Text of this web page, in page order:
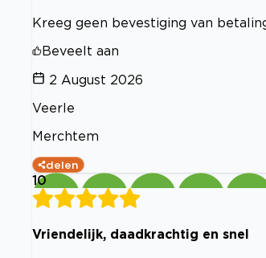
Kreeg geen bevestiging van
Beveelt aan
2 August 2026
Veerle
Merchtem
delen
10
Vriendelijk, daadkrachtig en snel